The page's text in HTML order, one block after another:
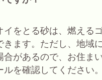
イをとる砂は、燃える
きます。ただし、地域
合があるので、お住ま
ルを確認してください。